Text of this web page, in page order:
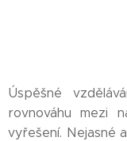
Úspěšné
rovnováhu mezi
vyřešení. Nejasné